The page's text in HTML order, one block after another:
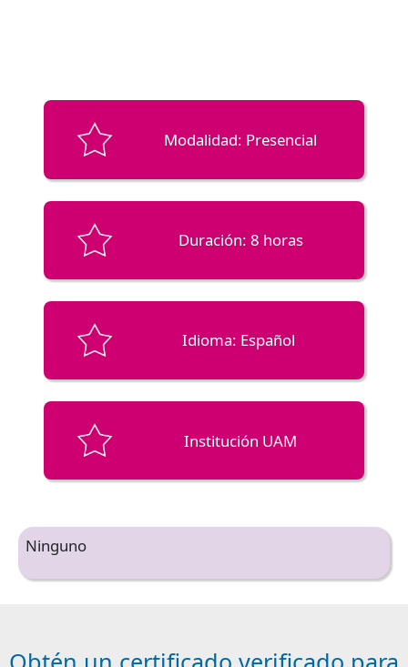
Modalidad: Presencial
Duración: 8 horas
Idioma: Español
Institución UAM
Ninguno